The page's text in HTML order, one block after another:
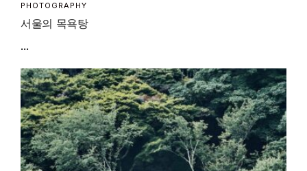
PHOTOGRAPHY
서울의 목욕탕
...